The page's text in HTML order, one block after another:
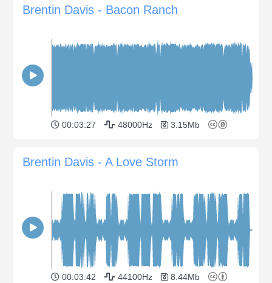
Brentin Davis - Bacon Ranch
00:03:27 48000Hz 3.15Mb
Brentin Davis - A Love Storm
00:03:42 44100Hz 8.44Mb